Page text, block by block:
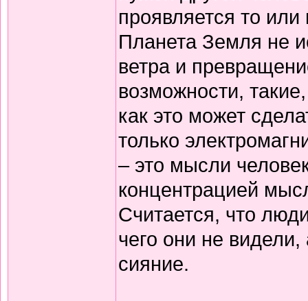
проявляется то
Планета Земля не
ветра и
возможности,
как это может
только
– это мысли
концентрацией
Считается, что
чего они не
сияние.